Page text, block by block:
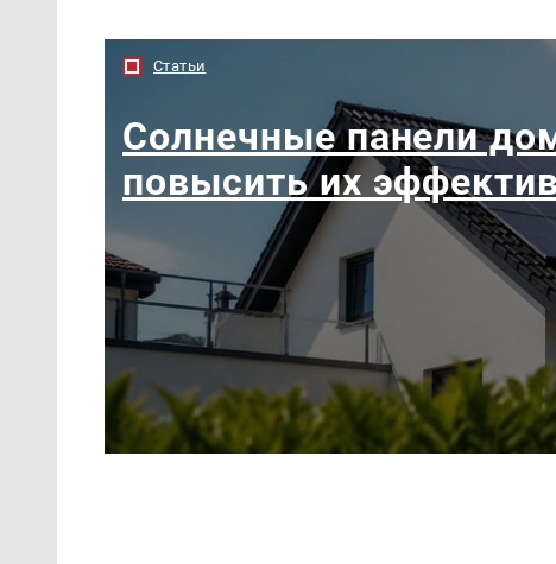
Статьи
Солнечные панели
повысить их